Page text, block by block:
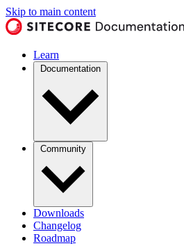
Skip to main content
Learn
Documentation
Community
Downloads
Changelog
Roadmap